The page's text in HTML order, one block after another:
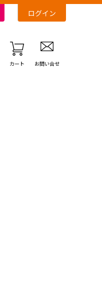
ログイン
カート お問い合せ